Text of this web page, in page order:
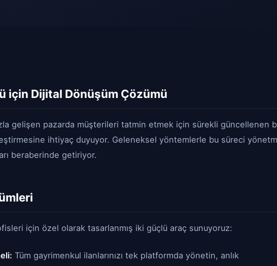
için Dijital Dönüşüm Çözümü
gelişen pazarda müşterileri tatmin etmek için sürekli güncellenen
ihtiyaç duyuyor. Geleneksel yöntemlerle bu süreci
beraberinde getiriyor.
için özel olarak tasarlanmış iki güçlü araç sunuyoruz:
Tüm gayrimenkul ilanlarınızı tek platformda yönetin, anlık